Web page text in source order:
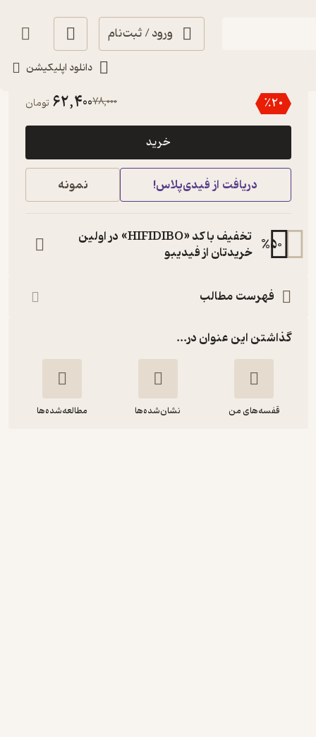
ورود / ثبت‌نام
دانلود اپلیکیشن
پربار 🌳(
٪20
78,000
62,400 تومان
خرید
دریافت از فیدی‌پلاس! نمونه
%50
تخفیف با کد «HIFIDIBO» در اولین
خریدتان از فیدیبو
فهرست مطالب
گذاشتن این عنوان در...
قفسه‌های من نشان‌شده‌ها مطالعه‌شده‌ها